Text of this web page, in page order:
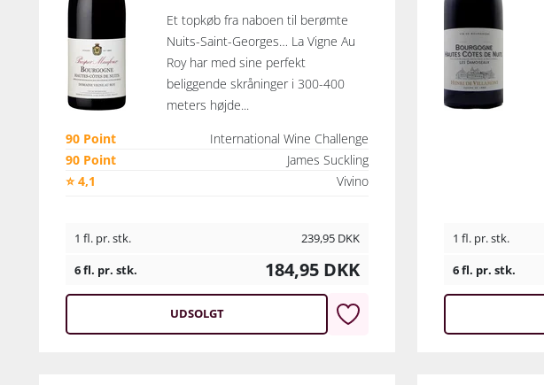
Et topkøb fra naboen til berømte
Nuits-Saint-Georges… La Vigne Au
Roy har med sine perfekt
beliggende skråninger i 300-400
meters højde...
90 Point
International Wine Challenge
90 Point
James Suckling
⭐ 4,1
Vivino
1 fl. pr. stk. 239,95 DKK
6 fl. pr. stk.
184,95 DKK
UDSOLGT
1 fl. pr. stk.
6 fl. pr. stk.